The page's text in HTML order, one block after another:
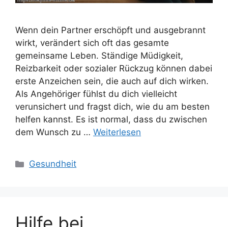
Wenn dein Partner erschöpft und ausgebrannt
wirkt, verändert sich oft das gesamte
gemeinsame Leben. Ständige Müdigkeit,
Reizbarkeit oder sozialer Rückzug können dabei
erste Anzeichen sein, die auch auf dich wirken.
Als Angehöriger fühlst du dich vielleicht
verunsichert und fragst dich, wie du am besten
helfen kannst. Es ist normal, dass du zwischen
dem Wunsch zu … Weiterlesen
Kategorien
Gesundheit